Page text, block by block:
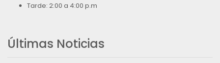
Tarde: 2:00 a 4:00 p.m
Últimas Noticias